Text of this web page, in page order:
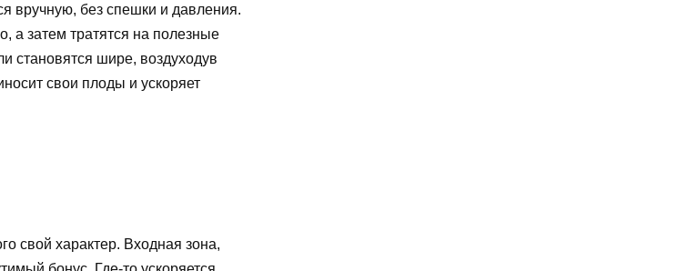
вручную, без спешки и давления.
а затем тратятся на полезные
становятся шире, воздуходув
свои плоды и ускоряет
свой характер. Входная зона,